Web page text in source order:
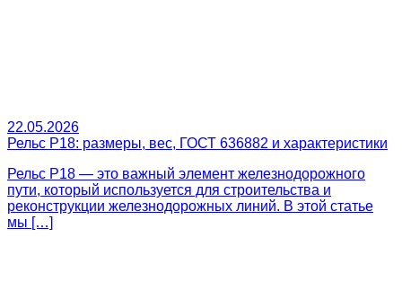
22.05.2026
Рельс Р18: размеры, вес, ГОСТ 636882 и характеристики
Рельс Р18 — это важный элемент железнодорожного
пути, который используется для строительства и
реконструкции железнодорожных линий. В этой статье
мы […]